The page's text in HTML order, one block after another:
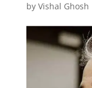
by Vishal Ghosh